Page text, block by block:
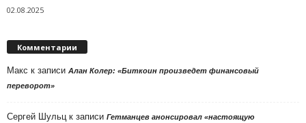
02.08.2025
Комментарии
Макс к записи Алан Колер: «Биткоин произведет финансовый
переворот»
Сергей Шульцк записи Гетманцев анонсировал «настоящую